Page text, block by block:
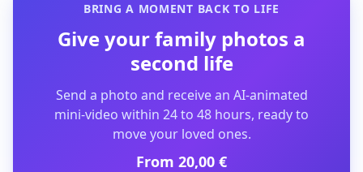
BRING A MOMENT BACK TO LIFE
Give your family photos a
second life
Send a photo and receive an AI-animated
mini-video within 24 to 48 hours, ready to
move your loved ones.
From 20,00 €